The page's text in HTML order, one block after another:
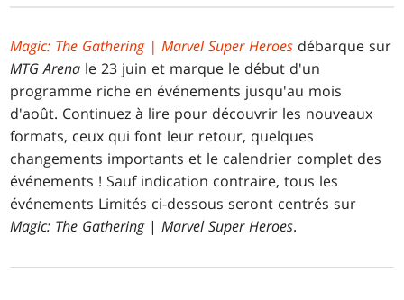
Magic: The Gathering | Marvel Super Heroes débarque sur
MTG Arena le 23 juin et marque le début d'un
programme riche en événements jusqu'au mois
d'août. Continuez à lire pour découvrir les nouveaux
formats, ceux qui font leur retour, quelques
changements importants et le calendrier complet des
événements ! Sauf indication contraire, tous les
événements Limités ci-dessous seront centrés sur
Magic: The Gathering|Marvel Super Heroes.